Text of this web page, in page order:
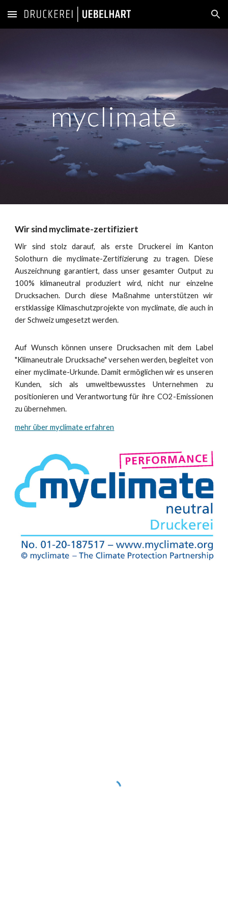
Skip to main content Skip to navigation
myclimate
Wir sind myclimate-zertifiziert
Wir sind stolz darauf, als erste Druckerei im Kanton
Solothurn die myclimate-Zertifizierung zu tragen. Diese
Auszeichnung garantiert, dass unser gesamter Output zu
100% klimaneutral produziert wird, nicht nur einzelne
Drucksachen. Durch diese Maßnahme unterstützen wir
erstklassige Klimaschutzprojekte von myclimate, die auch in
der Schweiz umgesetzt werden.
Auf Wunsch können unsere Drucksachen mit dem Label
"Klimaneutrale Drucksache" versehen werden, begleitet von
einer myclimate-Urkunde. Damit ermöglichen wir es unseren
Kunden, sich als umweltbewusstes Unternehmen zu
positionieren und Verantwortung für ihre CO2-Emissionen
zu übernehmen.
mehr über myclimate erfahren